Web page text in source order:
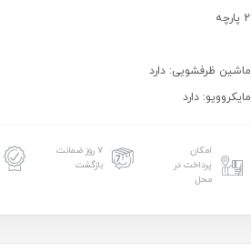
ظرفشویی: دارد
دارد
امکان
پرداخت در
محل
۷ روز ضمانت
بازگشت